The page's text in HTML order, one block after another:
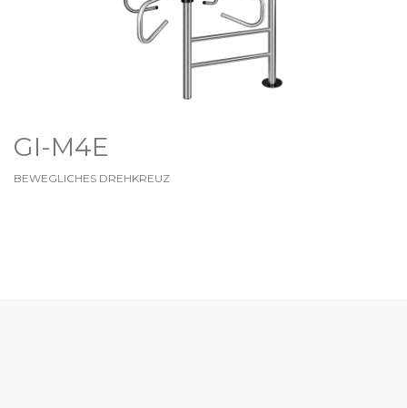
GI-M4E
BEWEGLICHES DREHKREUZ